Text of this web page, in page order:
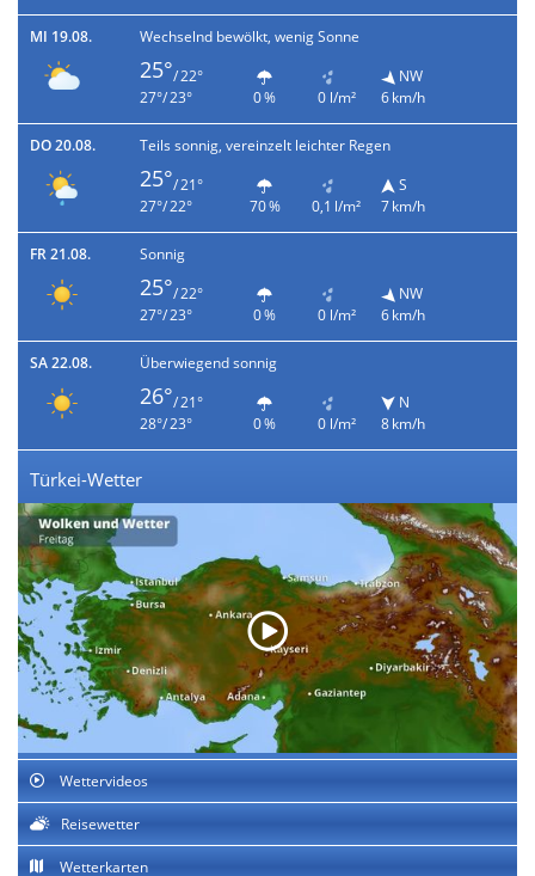
MI 19.08. Wechselnd bewölkt, wenig Sonne
25°/ 22°
27°/ 23°
0 % 0 l/m²
NW
6 km/h
DO 20.08. Teils sonnig, vereinzelt leichter Regen
25°/ 21°
27°/ 22°
70 % 0,1 l/m²
S
7 km/h
FR 21.08. Sonnig
25°/ 22°
27°/ 23°
0 % 0 l/m²
NW
6 km/h
SA 22.08. Überwiegend sonnig
26°/ 21°
28°/ 23°
0 % 0 l/m²
N
8 km/h
Türkei-Wetter
Wettervideos
Reisewetter
Wetterkarten